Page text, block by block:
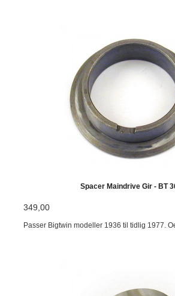
Spacer Maindrive Gir - BT
349,00
Passer Bigtwin modeller 1936 til tidlig 1977.